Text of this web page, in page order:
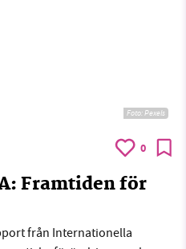
Foto: Pexels
0
Framtiden för
från Internationella